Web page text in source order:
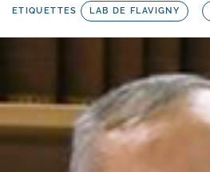
ETIQUETTES LAB DE FLAVIGNY